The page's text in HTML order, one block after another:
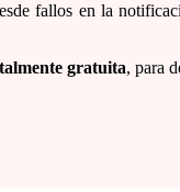
fallos en la
gratuita, para